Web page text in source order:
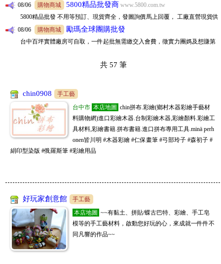
應 支援全台代發、跨境批發
08/06 購物商城 勵瑪全球團購批發
台中百坪實體廠房可自取，一件起批無需繳交入會費，徵實力團媽及想賺第
二份收入的你！加入LINE客服@lima888
08/06 購物商城 家加購GAGAGO
📢新北批發百坪倉庫!一手供貨，寢具家飾、生活五金千種商品，招收直播
冠亦商行手工皂材料專業分售，請至商店搜尋"冠亦商行"就能找到我們囉! 滿
天上新品 😁ID 0908123186 或搜尋 JL全球代購 或 www. kitty888.com.tw
08/06 購物商城 JM批發大盤商 www.sofeelco.com
促銷9折,每天刊登新款,敬請關注,全網批發價,頂級原單精品上遊貨源供貨廠商,
一件起批,長期徽招代理批發,大量批價可洽談喔
購物商城 5800精品批發商 www.5800.com.tw
新款已上新 每日海量上新 一件全球代發， 5800精品批發商 LINE：dj82703
08/05 購物商城 勵瑪全球團購批發
額贈精油，快來選購喲
08/05 購物商城 JL全球代購
天上新品 😁ID 0908123186 或搜尋 JL全球代購 或 www. kitty888.com.tw
08/05 購物商城 JM批發大盤商 www.sofeelco.com
促銷9折,每天刊登新款,敬請關注,全網批發價,頂級原單精品上遊貨源供貨廠商,
一件起批,長期徽招代理批發,大量批價可洽談喔
08/04 購物商城 JM批發大盤商
共57 筆
chin0908
手工藝
台中市 本店地圖 chin拼布.彩繪(鄉村木器彩繪手藝材
料購物網)進口彩繪木器.台制彩繪木器,彩繪顏料.彩繪工
具材料,彩繪書籍.拼布書籍.進口拼布專用工具.minä perh
onen皆川明 #木器彩繪 #仁保畫筆 #弓部玲子 #森初子 #
絹印型染版 #俄羅斯筆 #彩繪用品
好玩家創意館
手工藝
本店地圖 ~~有黏土、拼貼/蝶古巴特、彩繪、手工皂
模等的手工藝材料，啟動您好玩的心，來成就一件件不
同凡響的作品~~